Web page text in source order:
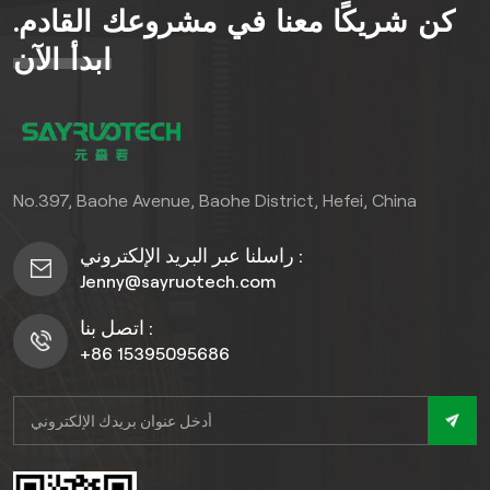
معيشتك الخارجية مع أرضياتنا
الخشبية الصلبة من WPC اليوم.
كن شريكًا معنا في مشروعك القادم.
ابدأ الآن
No.397, Baohe Avenue, Baohe District, Hefei, China
راسلنا عبر البريد الإلكتروني :
Jenny@sayruotech.com
اتصل بنا :
+86 15395095686